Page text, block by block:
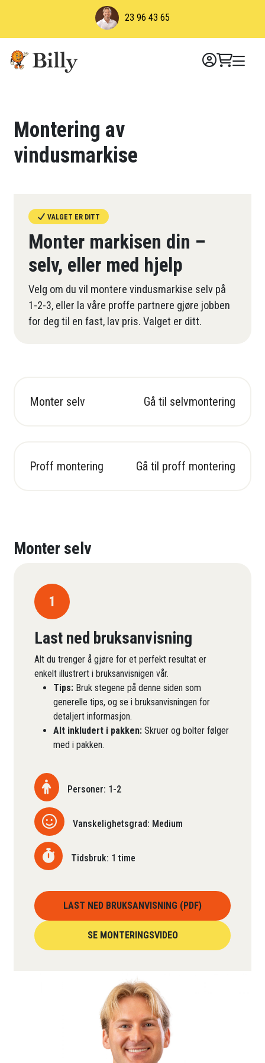
23 96 43 65
Montering av
vindusmarkise
VALGET ER DITT
Monter markisen din –
selv, eller med hjelp
Velg om du vil montere vindusmarkise selv på
1-2-3, eller la våre proffe partnere gjøre jobben
for deg til en fast, lav pris. Valget er ditt.
Monter selv Gå til selvmontering
Proff montering Gå til proff montering
Monter selv
1
Last ned bruksanvisning
Alt du trenger å gjøre for et perfekt resultat er
enkelt illustrert i bruksanvisnigen vår.
Tips: Bruk stegene på denne siden som
generelle tips, og se i bruksanvisningen for
detaljert informasjon.
Alt inkludert i pakken: Skruer og bolter følger
med i pakken.
Personer: 1-2
Vanskelighetsgrad: Medium
Tidsbruk: 1 time
LAST NED BRUKSANVISNING (PDF)
SE MONTERINGSVIDEO